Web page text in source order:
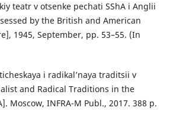
teatr v otsenke pechati SShA i Anglii
by the British and American
1945, September, pp. 53–55. (In
i radikal’naya traditsii v
and Radical Traditions in the
Moscow, INFRA-M Publ., 2017. 388 p.